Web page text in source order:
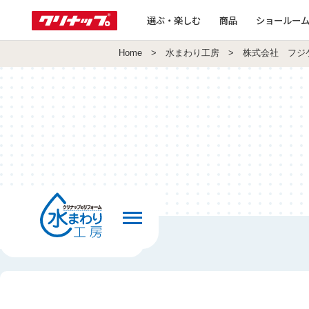
選ぶ・楽しむ 商品 ショールー
Home > 水まわり工房 > 株式会社 フジ
前の画面へ戻る